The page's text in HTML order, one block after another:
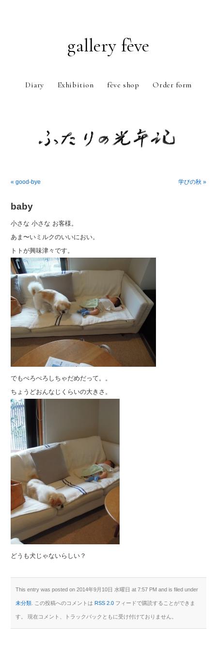
gallery fève
Diary Exhibition fève shop Order form
« good-bye
学びの秋 »
baby
小さな 小さな お客様。
あま〜いミルクのいいにおい。
トトが興味津々です。
でもぺろぺろしちゃだめだって。。
ちょうどおんなじくらいの大きさ。
どうも犬じゃないらしい？
This entry was posted on 2014年9月10日 水曜日 at 7:57 PM and is filed under
未分類 . この投稿へのコメントはRSS 2.0 フィードで購読することができま
す。 現在コメント、トラックバックともに受け付けておりません。